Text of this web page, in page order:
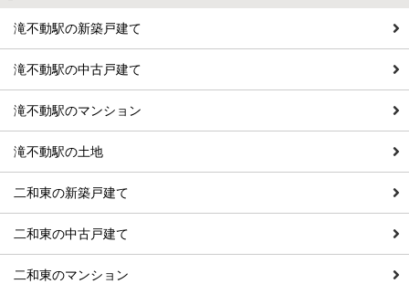
滝不動駅の新築戸建て
滝不動駅の中古戸建て
滝不動駅のマンション
滝不動駅の土地
二和東の新築戸建て
二和東の中古戸建て
二和東のマンション